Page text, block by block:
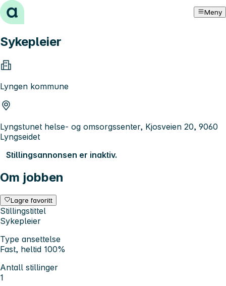
Hopp til innhold Meny
Sykepleier
Lyngen kommune
Lyngstunet helse- og omsorgssenter, Kjosveien 20, 9060
Lyngseidet
Stillingsannonsen er inaktiv.
Om jobben
Lagre favoritt
Stillingstittel
Sykepleier
Type ansettelse
Fast, heltid 100%
Antall stillinger
1